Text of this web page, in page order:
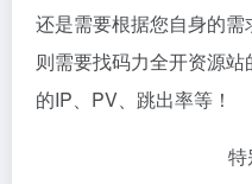
还是需要根据您自身的
则需要找码力全开资源
的IP、PV、跳出率等！
特